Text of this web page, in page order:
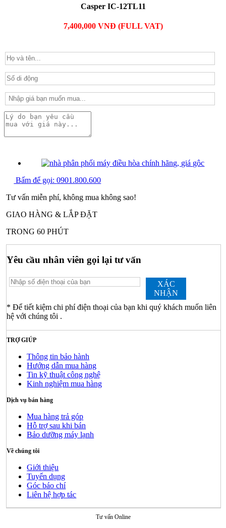
Casper IC-12TL11
7,400,000 VNĐ (FULL VAT)
Bấm để gọi:0901.800.600
Tư vấn miễn phí, không mua không sao!
GIAO HÀNG & LẮP ĐẶT
TRONG 60 PHÚT
Yêu cầu nhân viên gọi lại tư vấn
XÁC
NHẬN
* Để tiết kiệm chi phí điện thoại của bạn khi quý khách muốn liên
hệ với chúng tôi .
TRỢ GIÚP
Thông tin bảo hành
Hướng dẫn mua hàng
Tin kỹ thuật công nghệ
Kinh nghiệm mua hàng
Dịch vụ bán hàng
Mua hàng trả góp
Hỗ trợ sau khi bán
Bảo dưỡng máy lạnh
Về chúng tôi
Giới thiệu
Tuyển dụng
Góc báo chí
Liên hệ hợp tác
Tư vấn Online